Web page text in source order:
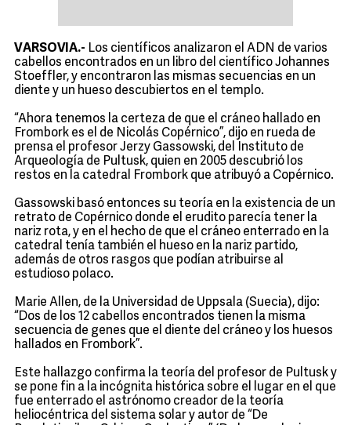
VARSOVIA.- Los científicos analizaron el ADN de varios
cabellos encontrados en un libro del científico Johannes
Stoeffler, y encontraron las mismas secuencias en un
diente y un hueso descubiertos en el templo.
“Ahora tenemos la certeza de que el cráneo hallado en
Frombork es el de Nicolás Copérnico”, dijo en rueda de
prensa el profesor Jerzy Gassowski, del Instituto de
Arqueología de Pultusk, quien en 2005 descubrió los
restos en la catedral Frombork que atribuyó a Copérnico.
Gassowski basó entonces su teoría en la existencia de un
retrato de Copérnico donde el erudito parecía tener la
nariz rota, y en el hecho de que el cráneo enterrado en la
catedral tenía también el hueso en la nariz partido,
además de otros rasgos que podían atribuirse al
estudioso polaco.
Marie Allen, de la Universidad de Uppsala (Suecia), dijo:
“Dos de los 12 cabellos encontrados tienen la misma
secuencia de genes que el diente del cráneo y los huesos
hallados en Frombork”.
Este hallazgo confirma la teoría del profesor de Pultusk y
se pone fin a la incógnita histórica sobre el lugar en el que
fue enterrado el astrónomo creador de la teoría
heliocéntrica del sistema solar y autor de “De